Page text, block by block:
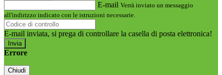
E-mail Verrà inviato un messaggio
all'indirizzo indicato con le istruzioni necessarie.
E-mail inviata, si prega di controllare la casella di posta elettronica!
Errore
Chiudi